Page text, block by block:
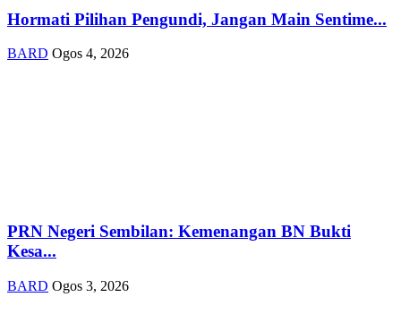
Hormati Pilihan Pengundi, Jangan Main Sentime...
BARD Ogos 4, 2026
PRN Negeri Sembilan: Kemenangan BN Bukti
Kesa...
BARD Ogos 3, 2026